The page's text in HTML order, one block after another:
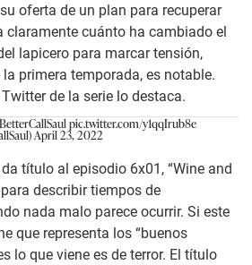
oferta de un plan para recuperar
claramente cuánto ha cambiado el
lapicero para marcar tensión,
primera temporada, es notable.
de la serie lo destaca.
pic.twitter.com/y1qqIrub8e
April 23, 2022
título al episodio 6x01, “Wine and
describir tiempos de
nada malo parece ocurrir. Si este
que representa los “buenos
lo que viene es de terror. El título